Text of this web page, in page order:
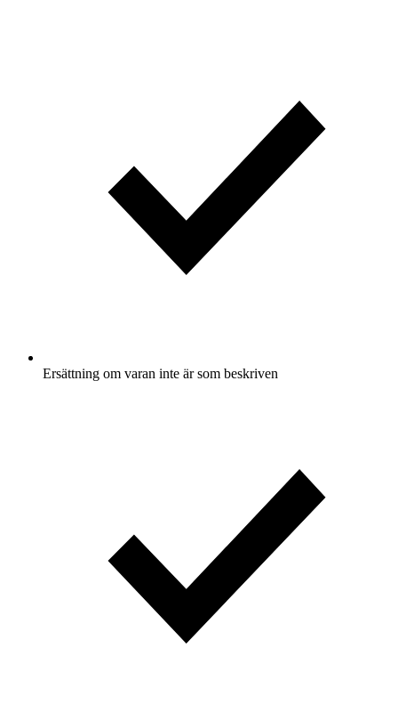
Ersättning om varan inte är som beskriven